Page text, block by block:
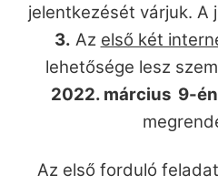
jelentkezését várjuk. A
3. Az első két
lehetősége lesz
2022. március 9-
Az első forduló